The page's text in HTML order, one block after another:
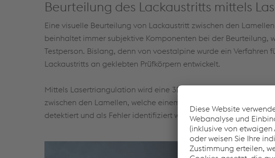
Beurteilung des Lackaustritts mittels
Eine visuelle Beurteilung von Lackaustritt zwischen den
beinhaltet immer subjektive Komponenten bei der Beurteilung,
Testperson. Bislang, denn von voestalpine wurde ein
Lackaustritts an geklebten Prüfkörpern entwickelt.
Mittels Lasertriangulation wird eine 3D-Punktwolke der
zwischen den Lamellen, welche einem etwaigen Lackaustritt
detektiert und als Fehler identifiziert werden.